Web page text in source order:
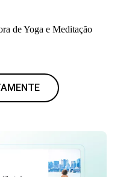
de Yoga e Meditação